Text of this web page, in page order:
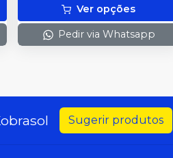
Ver opções
Pedir via Whatsapp
Sugerir produtos